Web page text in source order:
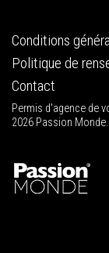
Conditions
Politique de
Contact
Permis d'agence de
2026 Passion Monde.